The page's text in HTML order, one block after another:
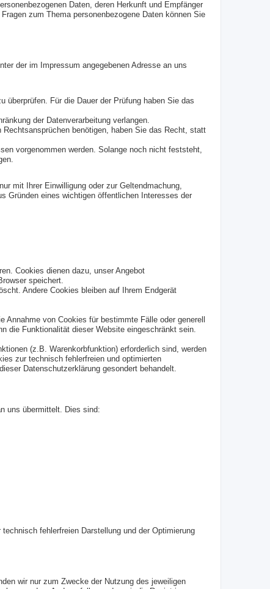
Daten, deren Herkunft und Empfänger
zum Thema personenbezogene Daten können Sie
der im Impressum angegebenen Adresse an uns
überprüfen. Für die Dauer der Prüfung haben Sie das
der Datenverarbeitung verlangen.
benötigen, haben Sie das Recht, statt
vorgenommen werden. Solange noch nicht feststeht,
mit Ihrer Einwilligung oder zur Geltendmachung,
Gründen eines wichtigen öffentlichen Interesses der
Cookies dienen dazu, unser Angebot
speichert.
Andere Cookies bleiben auf Ihrem Endgerät
von Cookies für bestimmte Fälle oder generell
die Funktionalität dieser Website eingeschränkt sein.
(z.B. Warenkorbfunktion) erforderlich sind, werden
zur technisch fehlerfreien und optimierten
Datenschutzerklärung gesondert behandelt.
uns übermittelt. Dies sind:
fehlerfreien Darstellung und der Optimierung
wir nur zum Zwecke der Nutzung des jeweiligen